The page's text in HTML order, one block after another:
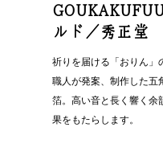
ルド／秀正堂
祈りを届ける「おりん」
職人が発案、制作した五
箔。高い音と長く響く余
果をもたらします。